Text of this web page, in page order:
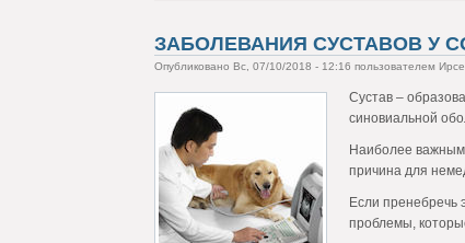
ЗАБОЛЕВАНИЯ СУСТАВОВ У
Опубликовано Вс, 07/10/2018 - 12:16 пользователем
Сустав –
синовиальной
Наиболее важным
причина для
Если пренебречь
проблемы,